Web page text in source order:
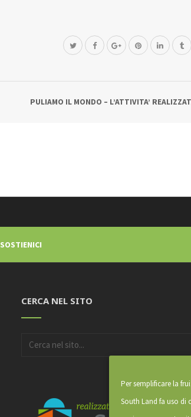
PULIAMO IL MONDO – L’ATTIVITA’
SOSTIENICI
CERCA NEL SITO
Per semplificare la
South Land fa uso di